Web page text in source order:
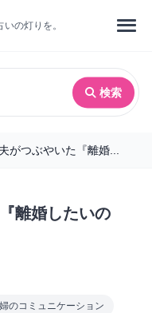
の灯りを。
検索
がつぶやいた『離婚...
離婚したいの
のコミュニケーション